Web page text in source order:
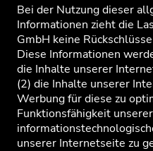
Bei der Nutzung dieser
Informationen zieht die
GmbH keine
Diese Informationen
die Inhalte unserer
(2) die Inhalte unserer
Werbung für diese zu
Funktionsfähigkeit unserer
unserer Internetseite zu